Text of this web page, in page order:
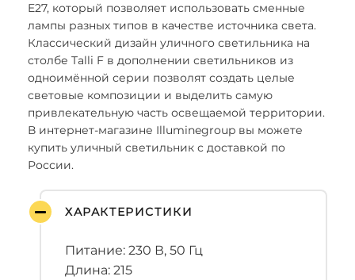
E27, который позволяет использовать сменные
лампы разных типов в качестве источника света.
Классический дизайн уличного светильника на
столбе Talli F в дополнении светильников из
одноимённой серии позволят создать целые
световые композиции и выделить самую
привлекательную часть освещаемой территории.
В интернет-магазине Illuminegroup вы можете
купить уличный светильник с доставкой по
России.
ХАРАКТЕРИСТИКИ
Питание: 230 В, 50 Гц
Длина: 215